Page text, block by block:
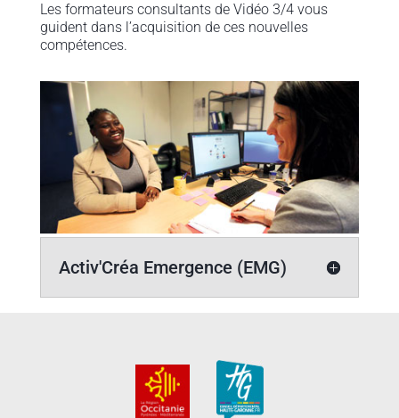
Les formateurs consultants de Vidéo 3/4 vous
guident dans l’acquisition de ces nouvelles
compétences.
Activ'Créa Emergence (EMG)